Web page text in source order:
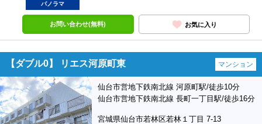
パノラマ
お問い合わせ(無料) お気に入り
【ダブル0】 リエス河原町東 マンション
仙台市営地下鉄南北線 河原町駅/徒歩10分
仙台市営地下鉄南北線 長町一丁目駅/徒歩16分
宮城県仙台市若林区若林１丁目 7-13